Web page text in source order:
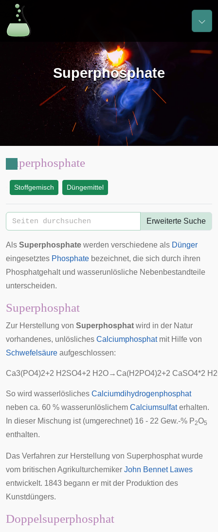
Superphosphate
Superphosphate
Stoffgemisch Düngemittel
Erweiterte Suche
Als Superphosphate werden verschiedene als Dünger
eingesetztes Phosphate bezeichnet, die sich durch ihren
Phosphatgehalt und wasserunlösliche Nebenbestandteile
unterscheiden.
Superphosphat
Zur Herstellung von Superphosphat wird in der Natur
vorhandenes, unlösliches Calciumphosphatmit Hilfe von
Schwefelsäure aufgeschlossen:
Ca3(PO4)2+2 H 2SO4+2 H 2O→ Ca(H 2PO4)2+2 CaSO4*2 H 2
So wird wasserlösliches Calciumdihydrogenphosphat
neben ca. 60 % wasserunlöslichem Calciumsulfaterhalten.
In dieser Mischung ist (umgerechnet) 16 - 22 Gew.-% P2O5
enthalten.
Das Verfahren zur Herstellung von Superphosphat wurde
vom britischen Agrikulturchemiker John Bennet Lawes
entwickelt. 1843 begann er mit der Produktion des
Kunstdüngers.
Doppelsuperphosphat